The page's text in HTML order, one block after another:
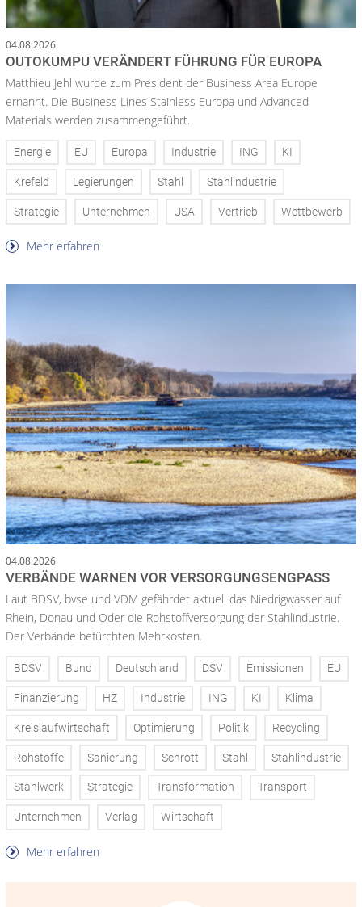
04.08.2026
OUTOKUMPU VERÄNDERT FÜHRUNG FÜR EUROPA
Matthieu Jehl wurde zum President der Business Area Europe
ernannt. Die Business Lines Stainless Europa und Advanced
Materials werden zusammengeführt.
Energie EU Europa Industrie ING KI
Krefeld Legierungen Stahl Stahlindustrie
Strategie Unternehmen USA Vertrieb Wettbewerb
Mehr erfahren
04.08.2026
VERBÄNDE WARNEN VOR VERSORGUNGSENGPASS
Laut BDSV, bvse und VDM gefährdet aktuell das Niedrigwasser auf
Rhein, Donau und Oder die Rohstoffversorgung der Stahlindustrie.
Der Verbände befürchten Mehrkosten.
BDSV Bund Deutschland DSV Emissionen EU
Finanzierung HZ Industrie ING KI Klima
Kreislaufwirtschaft Optimierung Politik Recycling
Rohstoffe Sanierung Schrott Stahl Stahlindustrie
Stahlwerk Strategie Transformation Transport
Unternehmen Verlag Wirtschaft
Mehr erfahren